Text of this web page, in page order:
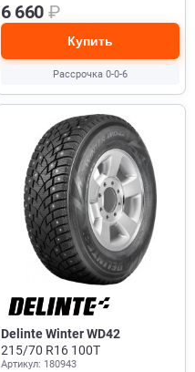
6 660 ₽
Купить
Рассрочка 0-0-6
Delinte Winter WD42
215/70 R16 100T
Артикул: 180943